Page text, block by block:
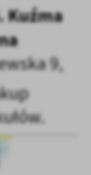
Kuźma
9,